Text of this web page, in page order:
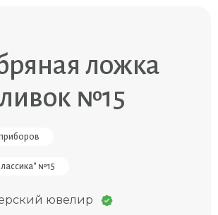
ложка
№15
№15
ювелир